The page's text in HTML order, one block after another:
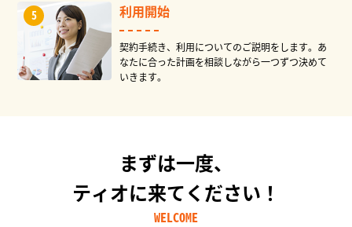
利用開始
契約手続き、利用についてのご説明をします。あ
なたに合った計画を相談しながら一つずつ決めて
いきます。
まずは一度、
ティオに来てください！
WELCOME